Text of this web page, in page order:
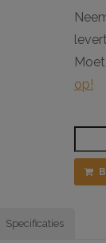
op!
Specificaties